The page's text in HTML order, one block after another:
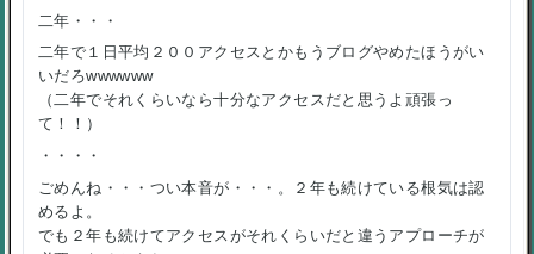
二年・・・
二年で１日平均２００アクセスとかもうブログやめたほうがい
いだろwwwwww
（二年でそれくらいなら十分なアクセスだと思うよ頑張っ
て！！）
・・・・
ごめんね・・・つい本音が・・・。２年も続けている根気は認
めるよ。
でも２年も続けてアクセスがそれくらいだと違うアプローチが